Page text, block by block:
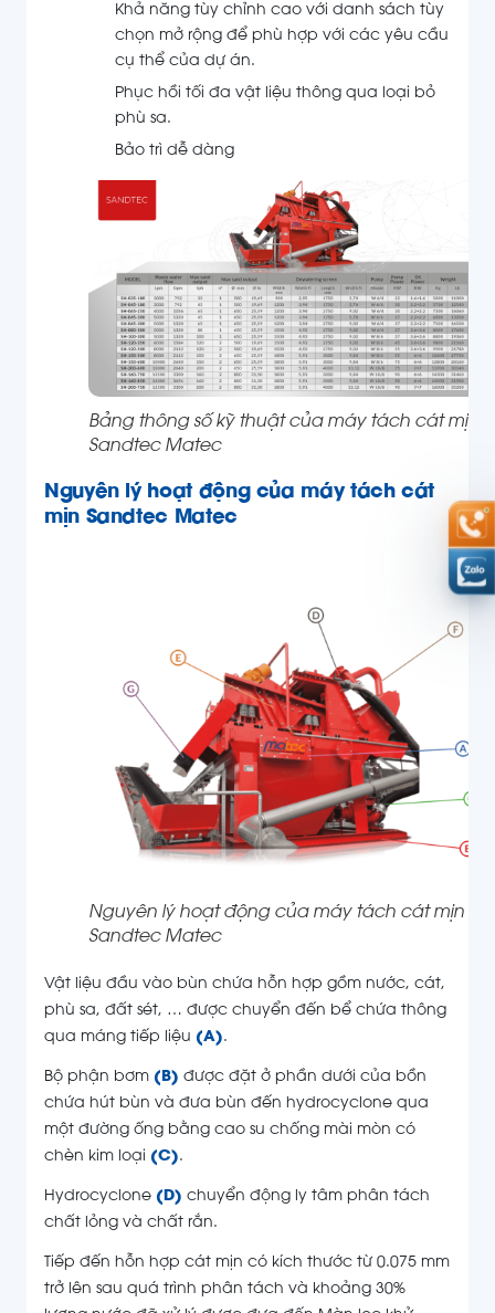
Khả năng tùy chỉnh cao với danh sách tùy
chọn mở rộng để phù hợp với các yêu cầu
cụ thể của dự án.
Phục hồi tối đa vật liệu thông qua loại bỏ
phù sa.
Bảo trì dễ dàng
Bảng thông số kỹ thuật của máy tách cát mịn
Sandtec Matec
Nguyên lý hoạt động của máy tách cát
mịn Sandtec Matec
Nguyên lý hoạt động của máy tách cát mịn
Sandtec Matec
Vật liệu đầu vào bùn chứa hỗn hợp gồm nước, cát,
phù sa, đất sét, … được chuyển đến bể chứa thông
qua máng tiếp liệu (A).
Bộ phận bơm (B) được đặt ở phần dưới của bồn
chứa hút bùn và đưa bùn đến hydrocyclone qua
một đường ống bằng cao su chống mài mòn có
chèn kim loại (C).
Hydrocyclone (D) chuyển động ly tâm phân tách
chất lỏng và chất rắn.
Tiếp đến hỗn hợp cát mịn có kích thước từ 0.075 mm
trở lên sau quá trình phân tách và khoảng 30%